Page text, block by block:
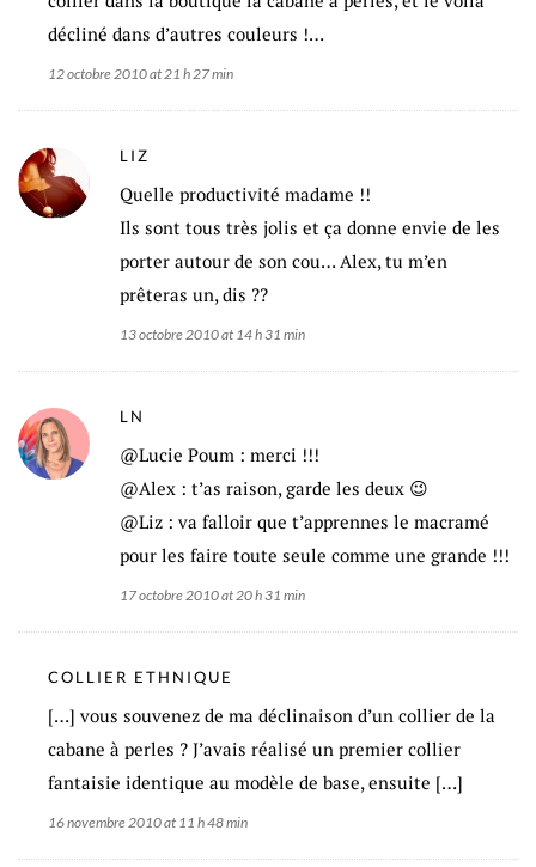
décliné dans d’autres couleurs !…
12 octobre 2010 at 21 h 27 min
LIZ
Quelle productivité madame !!
Ils sont tous très jolis et ça donne envie de les
porter autour de son cou… Alex, tu m’en
prêteras un, dis ??
13 octobre 2010 at 14 h 31 min
LN
@Lucie Poum : merci !!!
@Alex : t’as raison, garde les deux 😉
@Liz : va falloir que t’apprennes le macramé
pour les faire toute seule comme une grande !!!
17 octobre 2010 at 20 h 31 min
COLLIER ETHNIQUE
[…] vous souvenez de ma déclinaison d’un collier de la
cabane à perles ? J’avais réalisé un premier collier
fantaisie identique au modèle de base, ensuite […]
16 novembre 2010 at 11 h 48 min